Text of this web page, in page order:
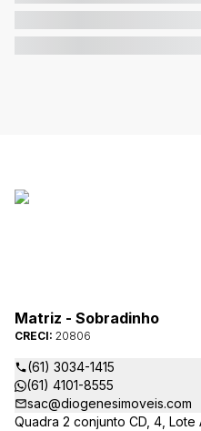
Matriz - Sobradinho
CRECI: 20806
(61) 3034-1415
(61) 4101-8555
sac@diogenesimoveis.com
Quadra 2 conjunto CD, 4, Lote